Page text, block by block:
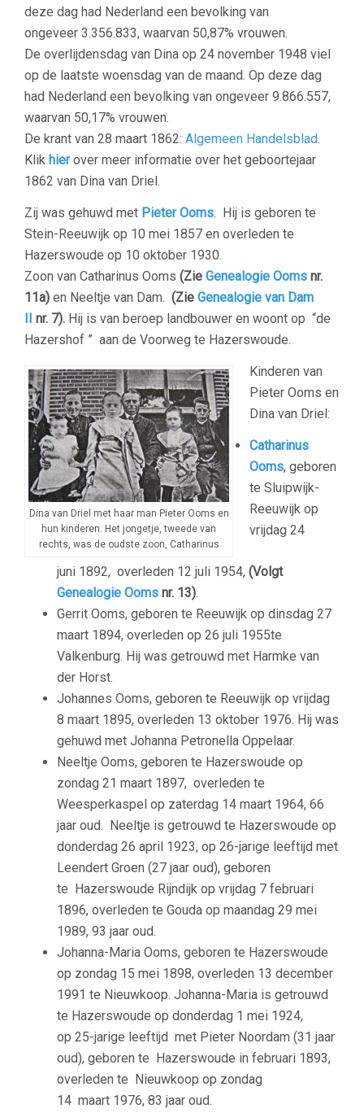
deze dag had Nederland een bevolking van
ongeveer 3.356.833, waarvan 50,87% vrouwen.
De overlijdensdag van Dina op 24 november 1948 viel
op de laatste woensdag van de maand. Op deze dag
had Nederland een bevolking van ongeveer 9.866.557,
waarvan 50,17% vrouwen.
De krant van 28 maart 1862: Algemeen Handelsblad.
Klik hierover meer informatie over het geboortejaar
1862 van Dina van Driel.
Zij was gehuwd met Pieter Ooms. Hij is geboren te
Stein-Reeuwijk op 10 mei 1857 en overleden te
Hazerswoude op 10 oktober 1930.
Zoon van Catharinus Ooms (Zie Genealogie Ooms nr.
11a) en Neeltje van Dam. (Zie Genealogie van Dam
II nr. 7). Hij is van beroep landbouwer en woont op “de
Hazershof ” aan de Voorweg te Hazerswoude.
Dina van Driel met haar man Pieter Ooms en
hun kinderen. Het jongetje, tweede van
rechts, was de oudste zoon, Catharinus
Kinderen van
Pieter Ooms en
Dina van Driel:
Catharinus
Ooms, geboren
te Sluipwijk-
Reeuwijk op
vrijdag 24
juni 1892, overleden 12 juli 1954, (Volgt
Genealogie Ooms nr. 13).
Gerrit Ooms, geboren te Reeuwijk op dinsdag 27
maart 1894, overleden op 26 juli 1955te
Valkenburg. Hij was getrouwd met Harmke van
der Horst.
Johannes Ooms, geboren te Reeuwijk op vrijdag
8 maart 1895, overleden 13 oktober 1976. Hij was
gehuwd met Johanna Petronella Oppelaar.
Neeltje Ooms, geboren te Hazerswoude op
zondag 21 maart 1897, overleden te
Weesperkaspel op zaterdag 14 maart 1964, 66
jaar oud. Neeltje is getrouwd te Hazerswoude op
donderdag 26 april 1923, op 26-jarige leeftijd met
Leendert Groen (27 jaar oud), geboren
te Hazerswoude Rijndijk op vrijdag 7 februari
1896, overleden te Gouda op maandag 29 mei
1989, 93 jaar oud.
Johanna-Maria Ooms, geboren te Hazerswoude
op zondag 15 mei 1898, overleden 13 december
1991 te Nieuwkoop. Johanna-Maria is getrouwd
te Hazerswoude op donderdag 1 mei 1924,
op 25-jarige leeftijd met Pieter Noordam (31 jaar
oud), geboren te Hazerswoude in februari 1893,
overleden te Nieuwkoop op zondag
14 maart 1976, 83 jaar oud.